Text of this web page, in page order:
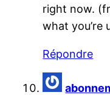
right now.
what you’re
Répondre